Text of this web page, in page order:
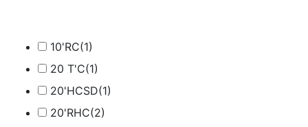
10'RC(1)
20 T'C(1)
20'HCSD(1)
20'RHC(2)